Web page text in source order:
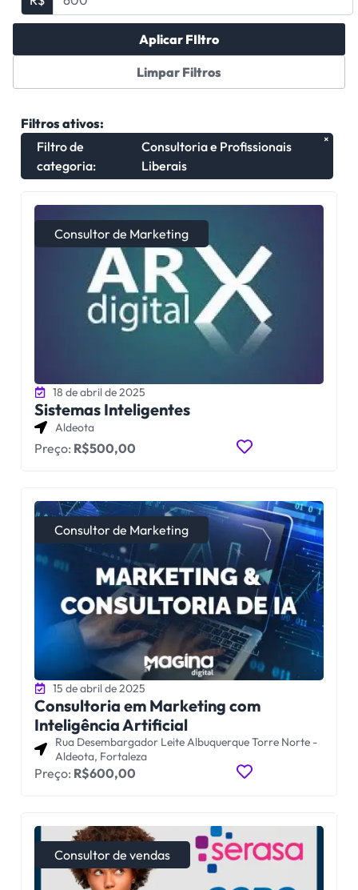
Aplicar FIltro
Limpar Filtros
Filtros ativos:
Filtro de
categoria:
Consultoria e Profissionais
Liberais
×
Consultor de Marketing
18 de abril de 2025
Sistemas Inteligentes
Aldeota
Preço: R$500,00
Consultor de Marketing
15 de abril de 2025
Consultoria em Marketing com
Inteligência Artificial
Rua Desembargador Leite Albuquerque Torre Norte -
Aldeota, Fortaleza
Preço: R$600,00
Consultor de vendas